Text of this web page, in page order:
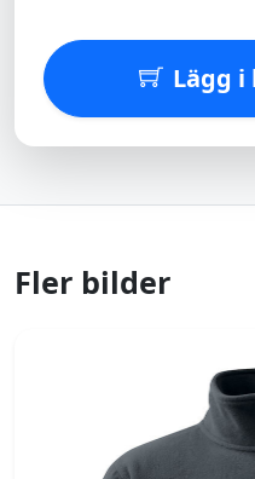
Lägg i
Fler bilder